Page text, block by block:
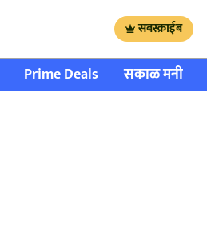
सबस्क्राईब
Prime Deals सकाळ मनी